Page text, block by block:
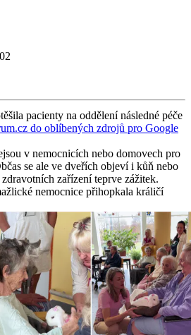
pacienty na oddělení následné péče
do oblíbených zdrojů pro Google
v nemocnicích nebo domovech pro
se ale ve dveřích objeví i kůň nebo
zařízení teprve zážitek.
nemocnice přihopkala králičí